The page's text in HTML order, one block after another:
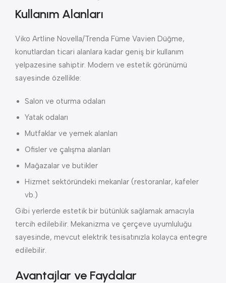
Kullanım Alanları
Viko Artline Novella/Trenda Füme Vavien Düğme,
konutlardan ticari alanlara kadar geniş bir kullanım
yelpazesine sahiptir. Modern ve estetik görünümü
sayesinde özellikle:
Salon ve oturma odaları
Yatak odaları
Mutfaklar ve yemek alanları
Ofisler ve çalışma alanları
Mağazalar ve butikler
Hizmet sektöründeki mekanlar (restoranlar, kafeler
vb.)
Gibi yerlerde estetik bir bütünlük sağlamak amacıyla
tercih edilebilir. Mekanizma ve çerçeve uyumluluğu
sayesinde, mevcut elektrik tesisatınızla kolayca entegre
edilebilir.
Avantajlar ve Faydalar